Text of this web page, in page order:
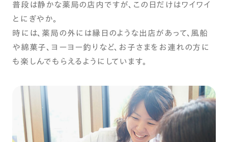
普段は静かな薬局の店内ですが、この日だけはワイワイ
とにぎやか。
時には、薬局の外には縁日のような出店があって、風船
や綿菓子、ヨーヨー釣りなど、お子さまをお連れの方に
も楽しんでもらえるようにしています。